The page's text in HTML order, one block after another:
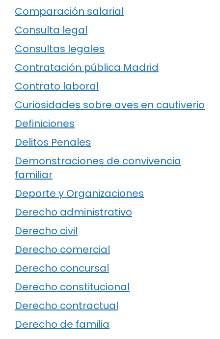
Comparación salarial
Consulta legal
Consultas legales
Contratación pública Madrid
Contrato laboral
Curiosidades sobre aves en cautiverio
Definiciones
Delitos Penales
Demonstraciones de convivencia
familiar
Deporte y Organizaciones
Derecho administrativo
Derecho civil
Derecho comercial
Derecho concursal
Derecho constitucional
Derecho contractual
Derecho de familia